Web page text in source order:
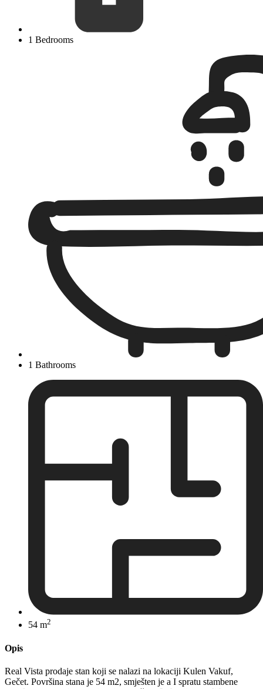
1 Bedrooms
1 Bathrooms
54 m2
Opis
Real Vista prodaje stan koji se nalazi na lokaciji Kulen Vakuf,
Gečet. Površina stana je 54 m2, smješten je a I spratu stambene